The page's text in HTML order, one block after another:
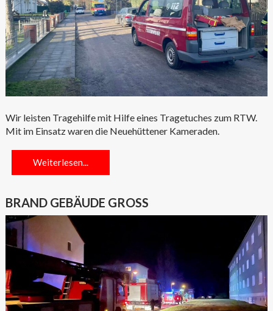
Wir leisten Tragehilfe mit Hilfe eines Tragetuches zum RTW.
Mit im Einsatz waren die Neuehüttener Kameraden.
Weiterlesen...
BRAND GEBÄUDE GROSS